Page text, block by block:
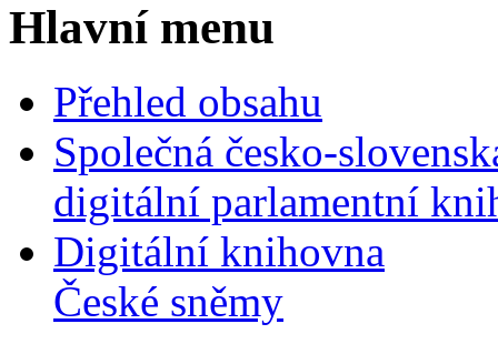
Hlavní menu
Přehled obsahu
Společná česko-
digitální parlamentní
Digitální knihovna
České sněmy